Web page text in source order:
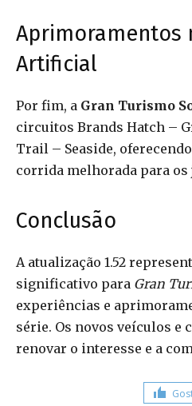
Aprimoramentos
Artificial
Por fim, a Gran Turismo
circuitos Brands Hatch –
Trail – Seaside,
corrida melhorada para os
Conclusão
A atualização 1.52
significativo para Gran
experiências e
série. Os novos veículos e
renovar o interesse e a